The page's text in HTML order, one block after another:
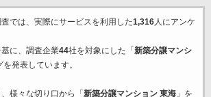
では、実際にサービスを利用した1,316人にアンケ
に、調査企業44社を対象にした「 新築分譲マンシ
発表しています。
様々な切り口から「 新築分譲マンション 東海」を